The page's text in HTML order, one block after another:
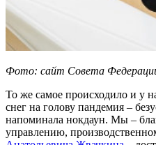
Фото: сайт Совета
То же самое происходило и у
снег на голову пандемия –
напоминала нокдаун. Мы –
управлению,